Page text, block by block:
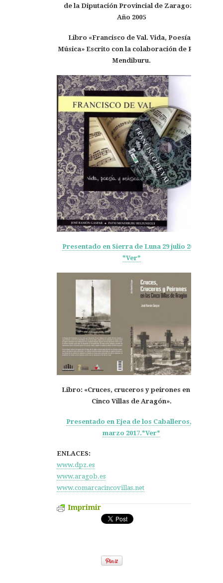
de la Diputación Provincial de Zaragoza.
Año 2005
Libro «Francisco de Val. Vida, Poesía y
Música» Escrito con la colaboración de Patxi
Mendiburu.
Presentado en Sierra de Luna 29 julio 2011
*Ver*
Libro: «Cruces, cruceros y peirones en las
Cinco Villas de Aragón».
Presentado en Ejea de los Caballeros, 4
marzo 2017.*Ver*
ENLACES:
www.dpz.es
www.aragob.es
www.comarcacincovillas.net
Imprimir